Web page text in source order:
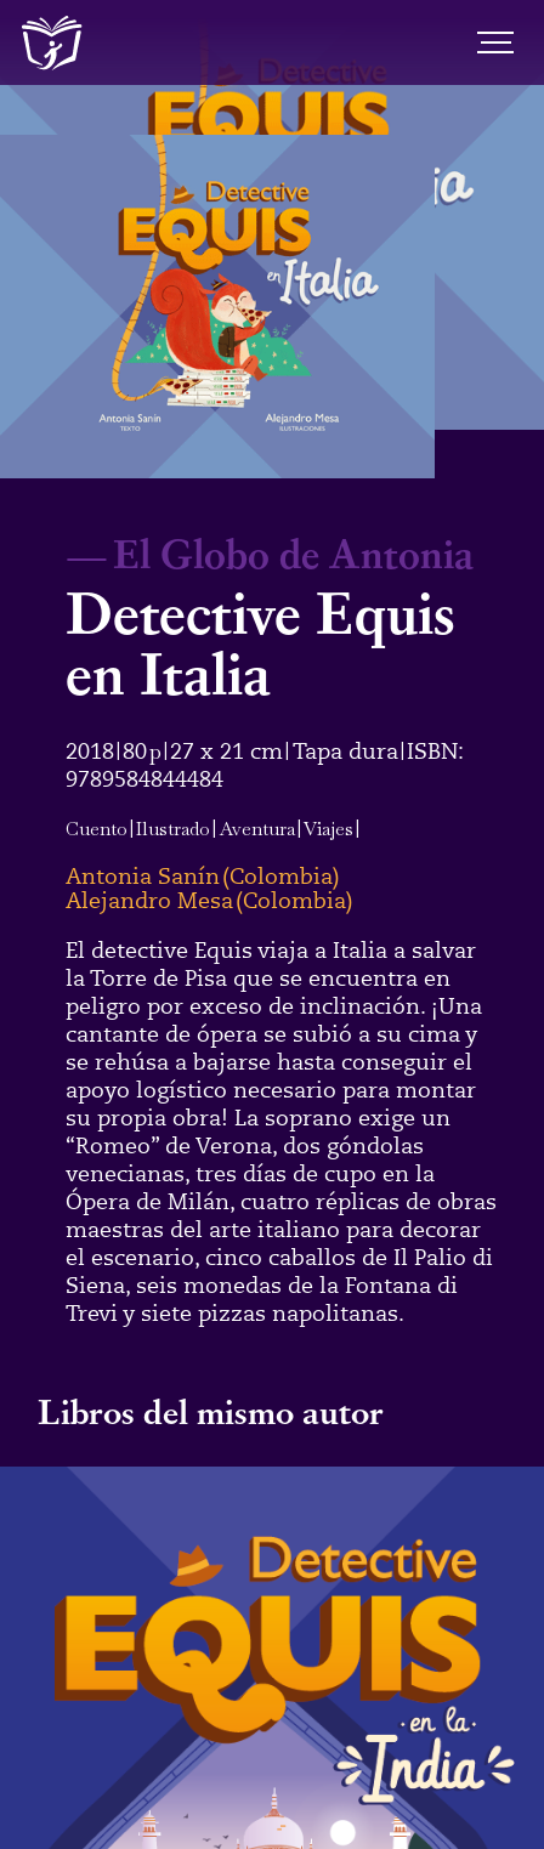
—El Globo de Antonia
Detective Equis
en Italia
2018 80p 27 x 21 cm Tapa dura ISBN:
9789584844484
Cuento Ilustrado Aventura Viajes
Antonia Sanín(Colombia)
Alejandro Mesa(Colombia)
El detective Equis viaja a Italia a salvar
la Torre de Pisa que se encuentra en
peligro por exceso de inclinación. ¡Una
cantante de ópera se subió a su cima y
se rehúsa a bajarse hasta conseguir el
apoyo logístico necesario para montar
su propia obra! La soprano exige un
“Romeo” de Verona, dos góndolas
venecianas, tres días de cupo en la
Ópera de Milán, cuatro réplicas de obras
maestras del arte italiano para decorar
el escenario, cinco caballos de Il Palio di
Siena, seis monedas de la Fontana di
Trevi y siete pizzas napolitanas.
Libros del mismo autor